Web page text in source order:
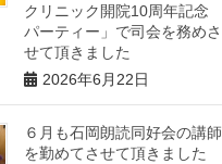
クリニック開院10周年記念
パーティー」で司会を務めさ
せて頂きました
2026年6月22日
６月も石岡朗読同好会の講師
を勤めてさせて頂きました